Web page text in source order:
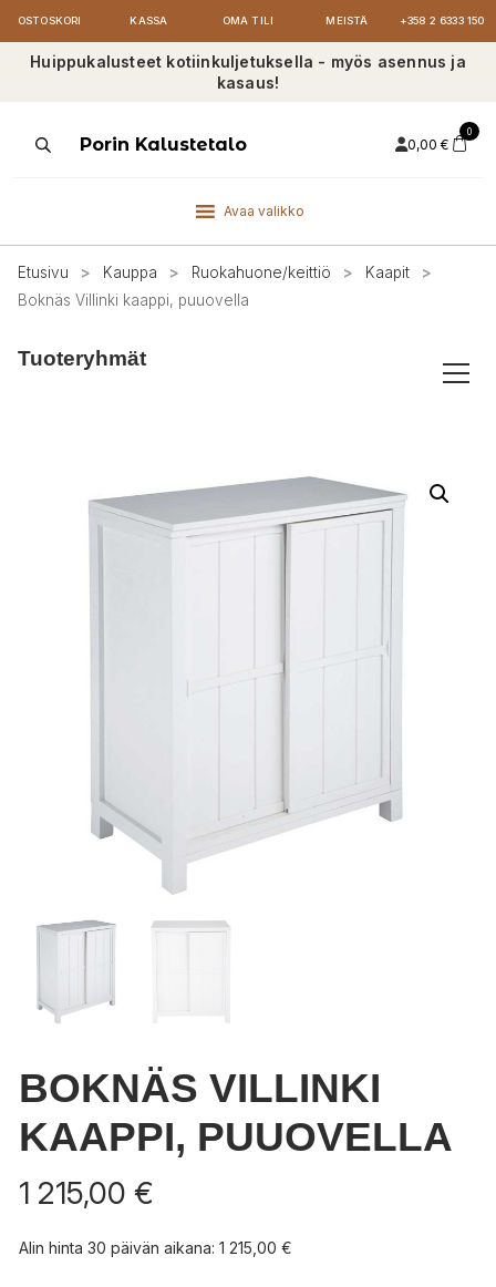
OSTOSKORI KASSA OMA TILI MEISTÄ +358 2 6333 150
Huippukalusteet kotiinkuljetuksella - myös asennus ja
kasaus!
ProductsPorin Kalustetalo 0,00 €
0
Avaa valikko
Etusivu > Kauppa > Ruokahuone/keittiö > Kaapit
>
Boknäs Villinki kaappi, puuovella
Tuoteryhmät
BOKNÄS VILLINKI
KAAPPI, PUUOVELLA
1 215,00 €
Alin hinta 30 päivän aikana: 1 215,00 €